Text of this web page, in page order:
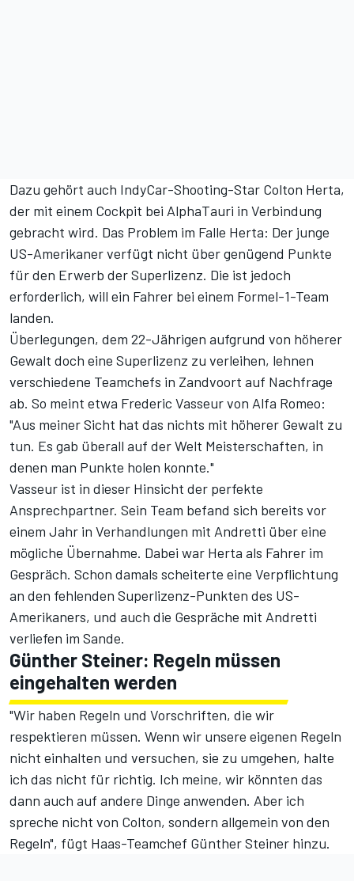
Dazu gehört auch IndyCar-Shooting-Star Colton Herta,
der mit einem Cockpit bei AlphaTauri in Verbindung
gebracht wird. Das Problem im Falle Herta: Der junge
US-Amerikaner verfügt nicht über genügend Punkte
für den Erwerb der Superlizenz. Die ist jedoch
erforderlich, will ein Fahrer bei einem Formel-1-Team
landen.
Überlegungen, dem 22-Jährigen aufgrund von höherer
Gewalt doch eine Superlizenz zu verleihen, lehnen
verschiedene Teamchefs in Zandvoort auf Nachfrage
ab. So meint etwa Frederic Vasseur von Alfa Romeo:
"Aus meiner Sicht hat das nichts mit höherer Gewalt zu
tun. Es gab überall auf der Welt Meisterschaften, in
denen man Punkte holen konnte."
Vasseur ist in dieser Hinsicht der perfekte
Ansprechpartner. Sein Team befand sich bereits vor
einem Jahr in Verhandlungen mit Andretti über eine
mögliche Übernahme. Dabei war Herta als Fahrer im
Gespräch. Schon damals scheiterte eine Verpflichtung
an den fehlenden Superlizenz-Punkten des US-
Amerikaners, und auch die Gespräche mit Andretti
verliefen im Sande.
Günther Steiner: Regeln müssen
eingehalten werden
"Wir haben Regeln und Vorschriften, die wir
respektieren müssen. Wenn wir unsere eigenen Regeln
nicht einhalten und versuchen, sie zu umgehen, halte
ich das nicht für richtig. Ich meine, wir könnten das
dann auch auf andere Dinge anwenden. Aber ich
spreche nicht von Colton, sondern allgemein von den
Regeln", fügt Haas-Teamchef Günther Steiner hinzu.